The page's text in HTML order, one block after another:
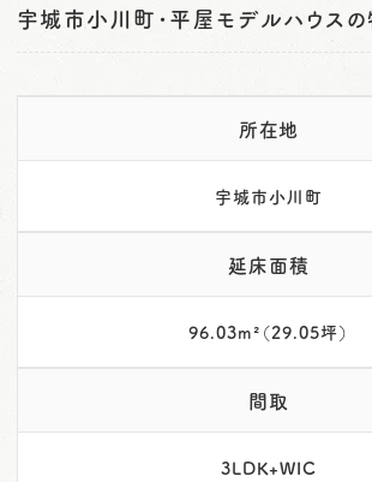
宇城市小川町･平屋モデルハウス
所在地
宇城市小川町
延床面積
96.03m²（29.05坪）
間取
3LDK+WIC